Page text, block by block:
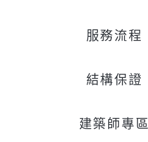
服務流程
結構保證
建築師專區
神助物流